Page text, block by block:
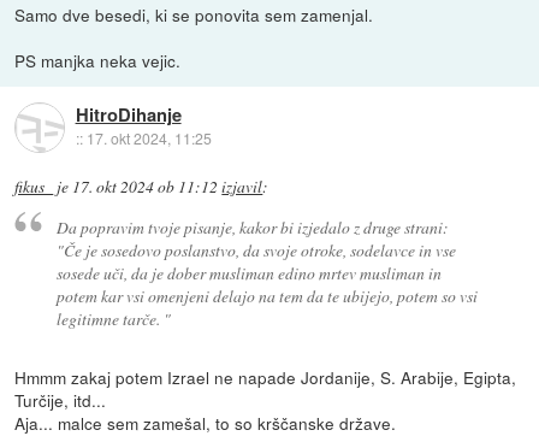
Samo dve besedi, ki se ponovita sem zamenjal.
PS manjka neka vejic.
HitroDihanje
:: 17. okt 2024, 11:25
fikus_ je 17. okt 2024 ob 11:12 izjavil:
Da popravim tvoje pisanje, kakor bi izjedalo z druge strani:
"Če je sosedovo poslanstvo, da svoje otroke, sodelavce in vse
sosede uči, da je dober musliman edino mrtev musliman in
potem kar vsi omenjeni delajo na tem da te ubijejo, potem so vsi
legitimne tarče. "
Hmmm zakaj potem Izrael ne napade Jordanije, S. Arabije, Egipta,
Turčije, itd...
Aja... malce sem zamešal, to so krščanske države.